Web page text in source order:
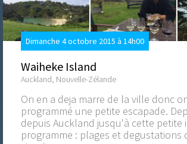
Dimanche 4 octobre 2015 à 14h00
Waiheke Island
Auckland, Nouvelle-Zélande
On en a deja marre de la ville donc
programmé une petite escapade.
depuis Auckland jusqu'à cette petite
programme : plages et degustations